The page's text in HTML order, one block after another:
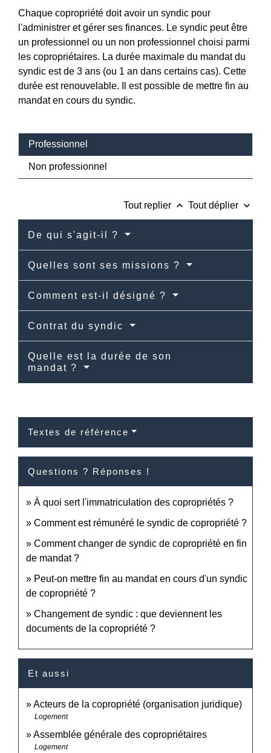
Chaque copropriété doit avoir un syndic pour
l'administrer et gérer ses finances. Le syndic peut être
un professionnel ou un non professionnel choisi parmi
les copropriétaires. La durée maximale du mandat du
syndic est de 3 ans (ou 1 an dans certains cas). Cette
durée est renouvelable. Il est possible de mettre fin au
mandat en cours du syndic.
Professionnel
Non professionnel
Tout replier keyboard_arrow_up Tout déplier keyboard_arrow_down
De qui s'agit-il ?
Quelles sont ses missions ?
Comment est-il désigné ?
Contrat du syndic
Quelle est la durée de son
mandat ?
Textes de référence
Questions ? Réponses !
À quoi sert l'immatriculation des copropriétés ?
Comment est rémunéré le syndic de copropriété ?
Comment changer de syndic de copropriété en fin
de mandat ?
Peut-on mettre fin au mandat en cours d'un syndic
de copropriété ?
Changement de syndic : que deviennent les
documents de la copropriété ?
Et aussi
Acteurs de la copropriété (organisation juridique)
Logement
Assemblée générale des copropriétaires
Logement